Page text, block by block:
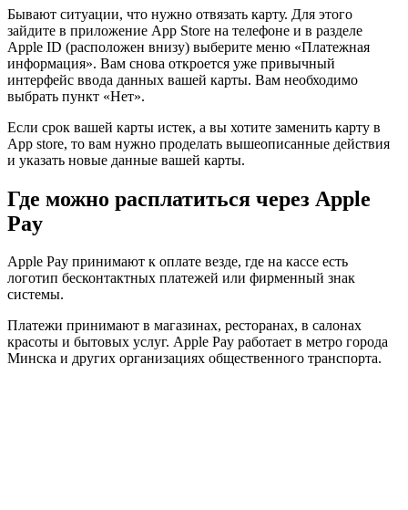
Бывают ситуации, что нужно отвязать карту. Для этого
зайдите в приложение App Store на телефоне и в разделе
Apple ID (расположен внизу) выберите меню «Платежная
информация». Вам снова откроется уже привычный
интерфейс ввода данных вашей карты. Вам необходимо
выбрать пункт «Нет».
Если срок вашей карты истек, а вы хотите заменить карту в
App store, то вам нужно проделать вышеописанные действия
и указать новые данные вашей карты.
Где можно расплатиться через Apple
Pay
Apple Pay принимают к оплате везде, где на кассе есть
логотип бесконтактных платежей или фирменный знак
системы.
Платежи принимают в магазинах, ресторанах, в салонах
красоты и бытовых услуг. Apple Pay работает в метро города
Минска и других организациях общественного транспорта.